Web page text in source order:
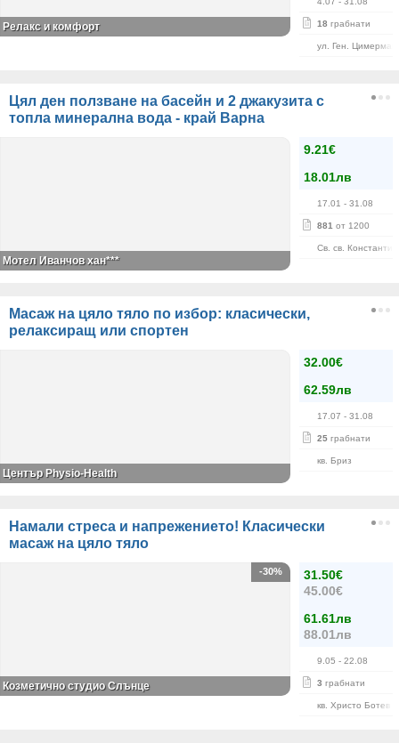
18 грабнати
ул. Ген. Цимерман
Релакс и комфорт
Цял ден ползване на басейн и 2 джакузита с
топла минерална вода - край Варна
9.21€
18.01лв
17.01 - 31.08
881 от 1200
Св. св.
Мотел Иванчов хан***
Масаж на цяло тяло по избор: класически,
релаксиращ или спортен
32.00€
62.59лв
17.07 - 31.08
25 грабнати
кв. Бриз
Център Physio-Health
Намали стреса и напрежението! Класически
масаж на цяло тяло
31.50€
45.00€
61.61лв
88.01лв
9.05 - 22.08
3 грабнати
кв. Христо Ботев
-30%
Козметично студио Слънце